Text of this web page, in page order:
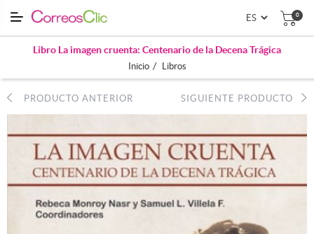
0
Libro La imagen cruenta: Centenario de la Decena Trágica
Inicio / Libros
PRODUCTO ANTERIOR SIGUIENTE PRODUCTO